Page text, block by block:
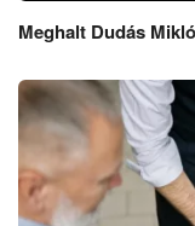
Meghalt Dudás